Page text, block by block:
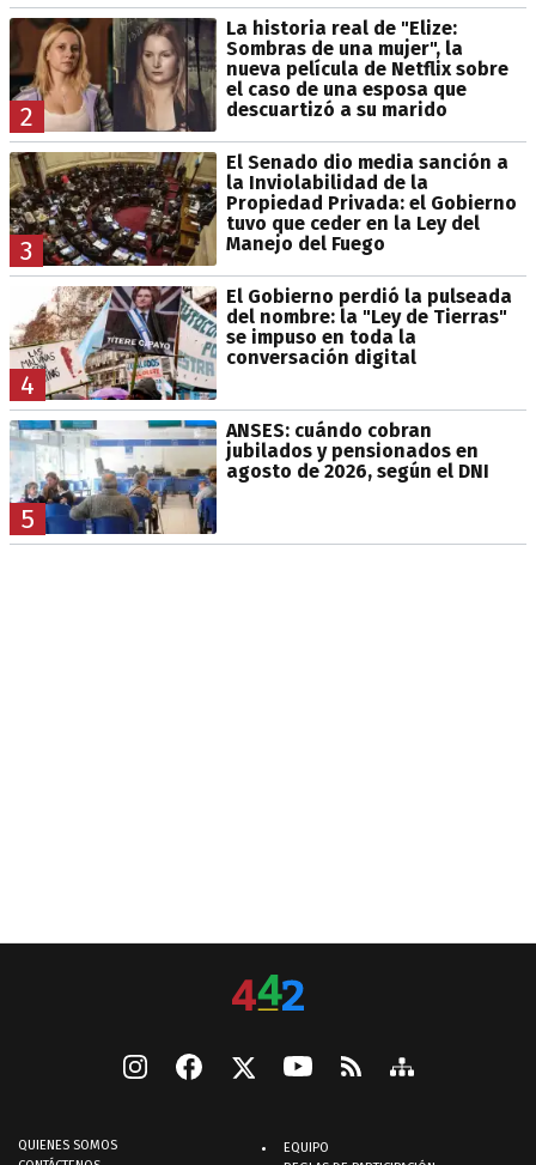
2
La historia real de "Elize:
Sombras de una mujer", la
nueva película de Netflix sobre
el caso de una esposa que
descuartizó a su marido
3
El Senado dio media sanción a
la Inviolabilidad de la
Propiedad Privada: el Gobierno
tuvo que ceder en la Ley del
Manejo del Fuego
4
El Gobierno perdió la pulseada
del nombre: la "Ley de Tierras"
se impuso en toda la
conversación digital
5
ANSES: cuándo cobran
jubilados y pensionados en
agosto de 2026, según el DNI
QUIENES SOMOS
EQUIPO